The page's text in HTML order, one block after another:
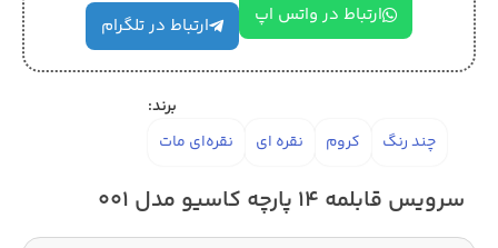
ارتباط در واتس اپ ارتباط در تلگرام
برند:
چند رنگ
کروم نقره ای نقره‌ای مات
سرویس قابلمه 14 پارچه کاسیو مدل 001